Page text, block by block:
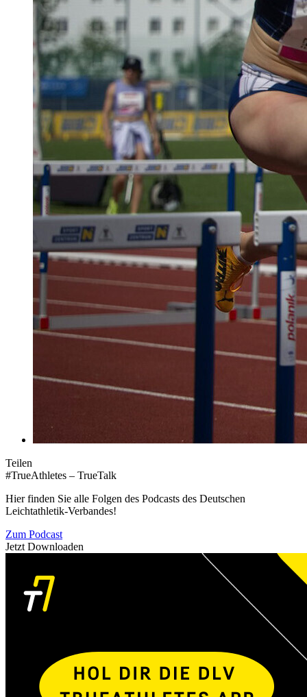
Teilen
#TrueAthletes – TrueTalk
Hier finden Sie alle Folgen des Podcasts des Deutschen
Leichtathletik-Verbandes!
Zum Podcast
Jetzt Downloaden